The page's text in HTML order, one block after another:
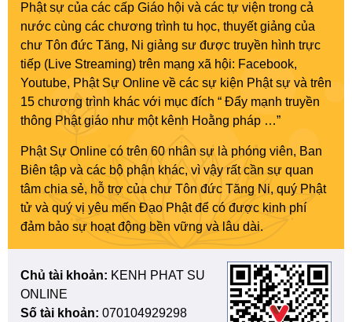
Phật sự của các cấp Giáo hội và các tự viện trong cả
nước cùng các chương trình tu học, thuyết giảng của
chư Tôn đức Tăng, Ni giảng sư được truyền hình trực
tiếp (Live Streaming) trên mạng xã hội: Facebook,
Youtube, Phật Sự Online về các sự kiện Phật sự và trên
15 chương trình khác với mục đích “ Đẩy mạnh truyền
thông Phật giáo như một kênh Hoằng pháp …”
Phật Sự Online có trên 60 nhân sự là phóng viên, Ban
Biên tập và các bộ phận khác, vì vậy rất cần sự quan
tâm chia sẻ, hỗ trợ của chư Tôn đức Tăng Ni, quý Phật
tử và quý vị yêu mến Đạo Phật để có được kinh phí
đảm bảo sự hoạt động bền vững và lâu dài.
Chủ tài khoản: KENH PHAT SU
ONLINE
Số tài khoản: 070104929298